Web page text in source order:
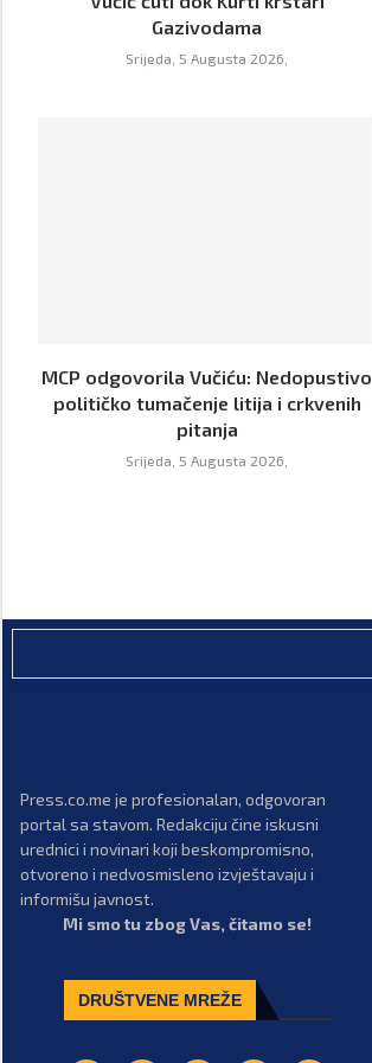
Gazivodama
Srijeda, 5 Augusta 2026,
MCP odgovorila Vučiću: Nedopustivo
političko tumačenje litija i crkvenih
pitanja
Srijeda, 5 Augusta 2026,
Press.co.me je profesionalan, odgovoran
portal sa stavom. Redakciju čine iskusni
urednici i novinari koji beskompromisno,
otvoreno i nedvosmisleno izvještavaju i
informišu javnost.
Mi smo tu zbog Vas, čitamo se!
DRUŠTVENE MREŽE